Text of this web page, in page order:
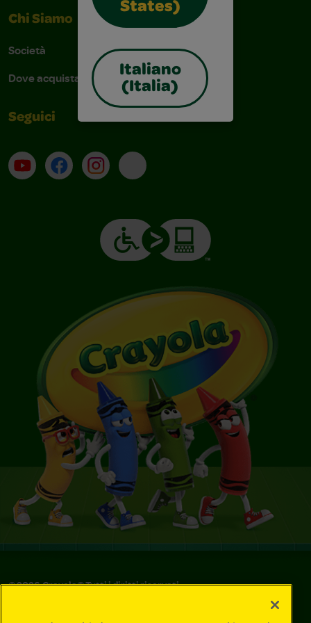
States)
Italiano
(Italia)
Chi Siamo
Società
Dove acquistare
Seguici
Su YouTube
ContattiProfilo Instagram
Email
©2026Crayola® Tutti i diritti riservati.